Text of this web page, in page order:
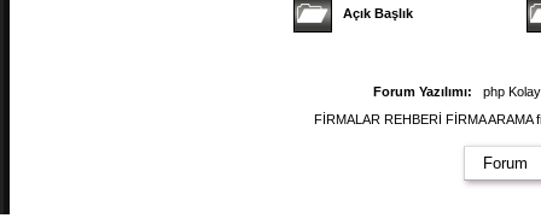
Açık Başlık
Forum Yazılımı:
php
FİRMALAR REHBERİ FİRMA
Forum